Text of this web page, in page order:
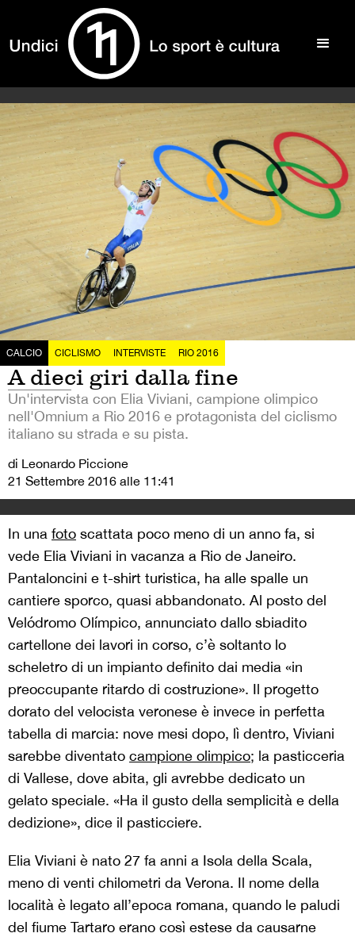
CALCIO CICLISMO INTERVISTE RIO 2016
A dieci giri dalla fine
Un'intervista con Elia Viviani, campione olimpico
nell'Omnium a Rio 2016 e protagonista del ciclismo
italiano su strada e su pista.
di Leonardo Piccione
21 Settembre 2016 alle 11:41
In una foto scattata poco meno di un anno fa, si
vede Elia Viviani in vacanza a Rio de Janeiro.
Pantaloncini e t-shirt turistica, ha alle spalle un
cantiere sporco, quasi abbandonato. Al posto del
Velódromo Olímpico, annunciato dallo sbiadito
cartellone dei lavori in corso, c’è soltanto lo
scheletro di un impianto definito dai media «in
preoccupante ritardo di costruzione». Il progetto
dorato del velocista veronese è invece in perfetta
tabella di marcia: nove mesi dopo, lì dentro, Viviani
sarebbe diventato campione olimpico; la pasticceria
di Vallese, dove abita, gli avrebbe dedicato un
gelato speciale. «Ha il gusto della semplicità e della
dedizione», dice il pasticciere.
Elia Viviani è nato 27 fa anni a Isola della Scala,
meno di venti chilometri da Verona. Il nome della
località è legato all’epoca romana, quando le paludi
del fiume Tartaro erano così estese da causarne